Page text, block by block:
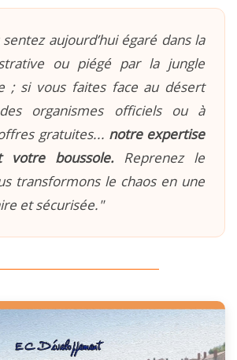
aujourd’hui égaré dans la
ou piégé par la jungle
; si vous faites face au désert
des organismes officiels ou à
gratuites... notre expertise
votre boussole.Reprenez le
transformons le chaos en une
et sécurisée."